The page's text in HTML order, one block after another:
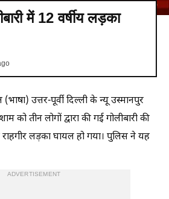
में 12 वर्षीय लड़का
उत्तर-पूर्वी दिल्ली के न्यू उस्मानपुर
को तीन लोगों द्वारा की गई गोलीबारी की
राहगीर लड़का घायल हो गया। पुलिस ने यह
ADVERTISEMENT